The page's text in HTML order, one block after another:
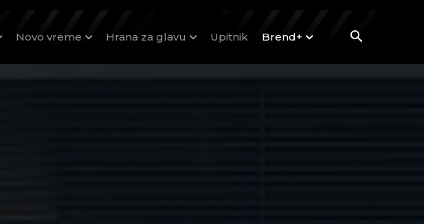
Novo vreme Hrana za glavu Upitnik Brend+